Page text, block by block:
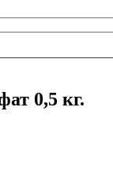
0,5 кг.